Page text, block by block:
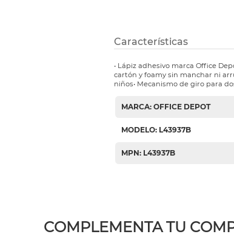
Características
• Lápiz adhesivo marca Office
cartón y foamy sin manchar ni
niños• Mecanismo de giro para
MARCA: OFFICE DEPOT
MODELO: L43937B
MPN: L43937B
COMPLEMENTA TU